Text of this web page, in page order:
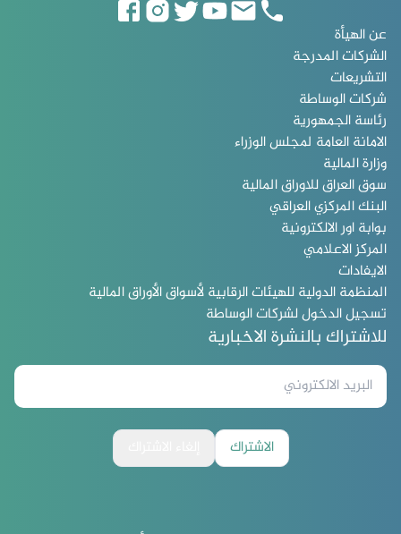
عن الهيأة
الشركات المدرجة
التشريعات
شركات الوساطة
رئاسة الجمهورية
الامانة العامة لمجلس الوزراء
وزارة المالية
سوق العراق للاوراق المالية
البنك المركزي العراقي
بوابة اور الالكترونية
المركز الاعلامي
الايفادات
المنظمة الدولية للهيئات الرقابية لأسواق الأوراق المالية
تسجيل الدخول لشركات الوساطة
للاشتراك بالنشرة الاخبارية
الاشتراك